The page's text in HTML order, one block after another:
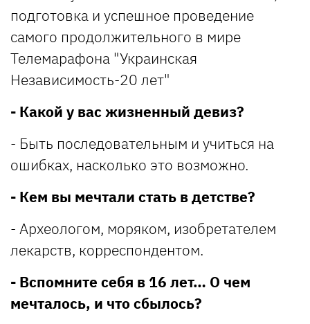
подготовка и успешное проведение
самого продолжительного в мире
Телемарафона "Украинская
Независимость-20 лет"
- Какой у вас жизненный девиз?
- Быть последовательным и учиться на
ошибках, насколько это возможно.
- Кем вы мечтали стать в детстве?
- Археологом, моряком, изобретателем
лекарств, корреспондентом.
- Вспомните себя в 16 лет… О чем
мечталось, и что сбылось?